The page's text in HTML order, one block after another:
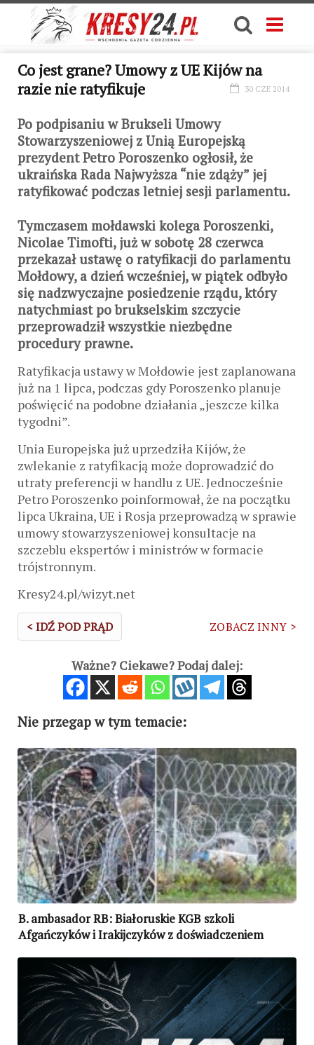
Co jest grane? Umowy z UE Kijów na
razie nie ratyfikuje
30 CZE 2014
Po podpisaniu w Brukseli Umowy
Stowarzyszeniowej z Unią Europejską
prezydent Petro Poroszenko ogłosił, że
ukraińska Rada Najwyższa “nie zdąży” jej
ratyfikować podczas letniej sesji parlamentu.
Tymczasem mołdawski kolega Poroszenki,
Nicolae Timofti, już w sobotę 28 czerwca
przekazał ustawę o ratyfikacji do parlamentu
Mołdowy, a dzień wcześniej, w piątek odbyło
się nadzwyczajne posiedzenie rządu, który
natychmiast po brukselskim szczycie
przeprowadził wszystkie niezbędne
procedury prawne.
Ratyfikacja ustawy w Mołdowie jest zaplanowana
już na 1 lipca, podczas gdy Poroszenko planuje
poświęcić na podobne działania „jeszcze kilka
tygodni”.
Unia Europejska już uprzedziła Kijów, że
zwlekanie z ratyfikacją może doprowadzić do
utraty preferencji w handlu z UE. Jednocześnie
Petro Poroszenko poinformował, że na początku
lipca Ukraina, UE i Rosja przeprowadzą w sprawie
umowy stowarzyszeniowej konsultacje na
szczeblu ekspertów i ministrów w formacie
trójstronnym.
Kresy24.pl/wizyt.net
< IDŹ POD PRĄD ZOBACZ INNY >
Ważne? Ciekawe? Podaj dalej:
Nie przegap w tym temacie:
B. ambasador RB: Białoruskie KGB szkoli
Afgańczyków i Irakijczyków z doświadczeniem